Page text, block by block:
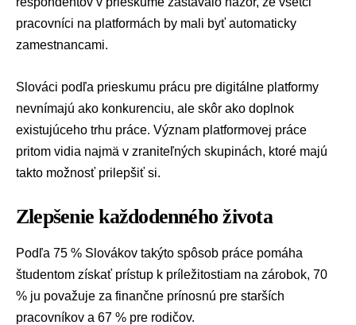
pracovníci na platformách by mali byť automaticky
zamestnancami.
Slováci podľa prieskumu prácu pre digitálne platformy
nevnímajú ako konkurenciu, ale skôr ako doplnok
existujúceho trhu práce. Význam platformovej práce
pritom vidia najmä v zraniteľných skupinách, ktoré majú
takto možnosť prilepšiť si.
Zlepšenie každodenného života
Podľa 75 % Slovákov takýto spôsob práce pomáha
študentom získať prístup k príležitostiam na zárobok, 70
% ju považuje za finančne prínosnú pre starších
pracovníkov a 67 % pre rodičov.